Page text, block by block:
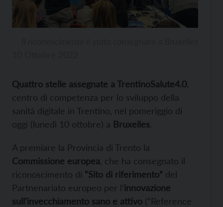
Quattro stelle assegnate a TrentinoSalute4.0
centro di competenza per lo sviluppo della
sanità digitale in Trentino, nel pomeriggio di
oggi (lunedì 10 ottobre) a Bruxelles.
A premiare la Provincia di Trento la
Commissione europea , che ha consegnato il
riconoscimento di “Sito di riferimento” del
Partnenariato europeo per l’innovazione
sull’invecchiamento sano e attivo (“Reference